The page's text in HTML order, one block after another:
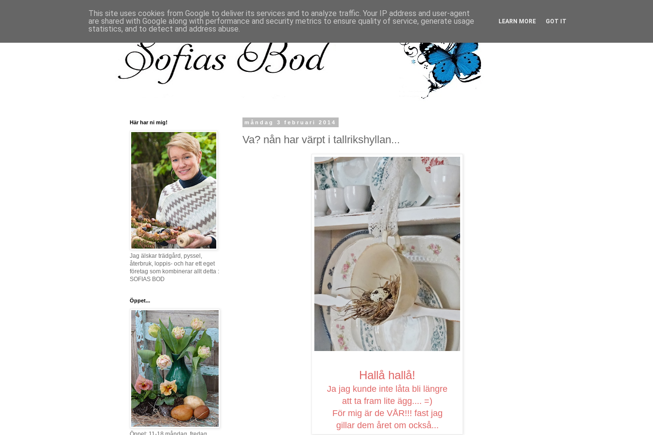
måndag 3 februari 2014
Va? nån har värpt i tallrikshyllan...
Hallå hallå!
Ja jag kunde inte låta bli längre
att ta fram lite ägg.... =)
För mig är de VÅR!!! fast jag
gillar dem året om också...
Här har ni mig!
Jag älskar trädgård, pyssel,
återbruk, loppis- och har ett eget
företag som kombinerar allt detta :
SOFIAS BOD
Öppet...
This site uses cookies from Google to deliver its services and to analyze traffic. Your IP address and user-agent
are shared with Google along with performance and security metrics to ensure quality of service, generate usage
statistics, and to detect and address abuse.
LEARN MORE GOT IT